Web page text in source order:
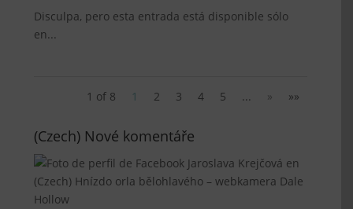
Disculpa, pero esta entrada está disponible sólo
en...
1 of 8 1 2 3 4 5 ... » »»
(Czech) Nové komentáře
Jaroslava Krejčová en
(Czech) Hnízdo orla bělohlavého – webkamera Dale
Hollow